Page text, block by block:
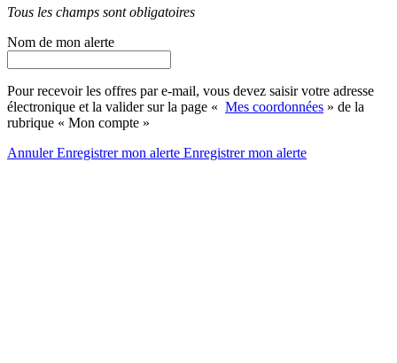
Tous les champs sont obligatoires
Nom de mon alerte
Pour recevoir les offres par e-mail, vous devez saisir votre adresse
électronique et la valider sur la page « Mes coordonnées » de la
rubrique « Mon compte »
AnnulerEnregistrer mon alerte Enregistrermon alerte